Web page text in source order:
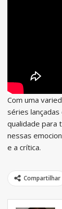
Com uma
séries
qualidade para
nessas
e a crítica.
Compartilhar